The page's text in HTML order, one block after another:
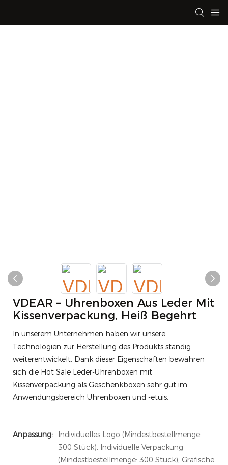
VDEAR – Uhrenboxen Aus Leder Mit
Kissenverpackung, Heiß Begehrt
In unserem Unternehmen haben wir unsere
Technologien zur Herstellung des Produkts ständig
weiterentwickelt. Dank dieser Eigenschaften bewähren
sich die Hot Sale Leder-Uhrenboxen mit
Kissenverpackung als Geschenkboxen sehr gut im
Anwendungsbereich Uhrenboxen und -etuis.
Anpassung:
Individuelles Logo (Mindestbestellmenge:
300 Stück), Individuelle Verpackung
(Mindestbestellmenge: 300 Stück), Grafische